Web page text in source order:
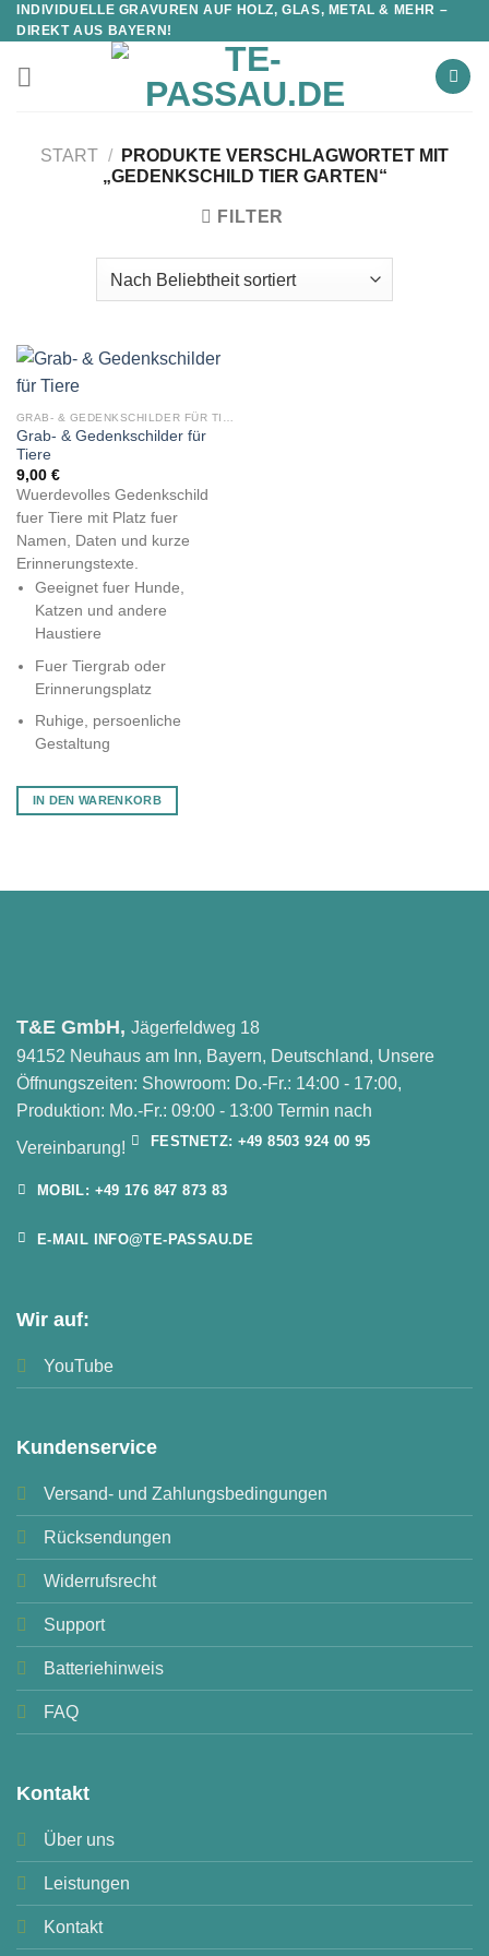
INDIVIDUELLE GRAVUREN AUF HOLZ, GLAS, METAL & MEHR –
DIREKT AUS BAYERN!
START /
PRODUKTE VERSCHLAGWORTET MIT
„GEDENKSCHILD TIER GARTEN“
FILTER
Grab- & Gedenkschilder für
Tiere
9,00 €
Wuerdevolles Gedenkschild
fuer Tiere mit Platz fuer
Namen, Daten und kurze
Erinnerungstexte.
Geeignet fuer Hunde,
Katzen und andere
Haustiere
Fuer Tiergrab oder
Erinnerungsplatz
Ruhige, persoenliche
Gestaltung
IN DEN WARENKORB
T&E GmbH, Jägerfeldweg 18
94152 Neuhaus am Inn, Bayern, Deutschland, Unsere
Öffnungszeiten: Showroom: Do.-Fr.: 14:00 - 17:00,
Produktion: Mo.-Fr.: 09:00 - 13:00 Termin nach
Vereinbarung!
FESTNETZ: +49 8503 924 00 95
MOBIL: +49 176 847 873 83
E-MAIL INFO@TE-PASSAU.DE
Wir auf:
YouTube
Kundenservice
Versand- und Zahlungsbedingungen
Rücksendungen
Widerrufsrecht
Support
Batteriehinweis
FAQ
Kontakt
Über uns
Leistungen
Kontakt